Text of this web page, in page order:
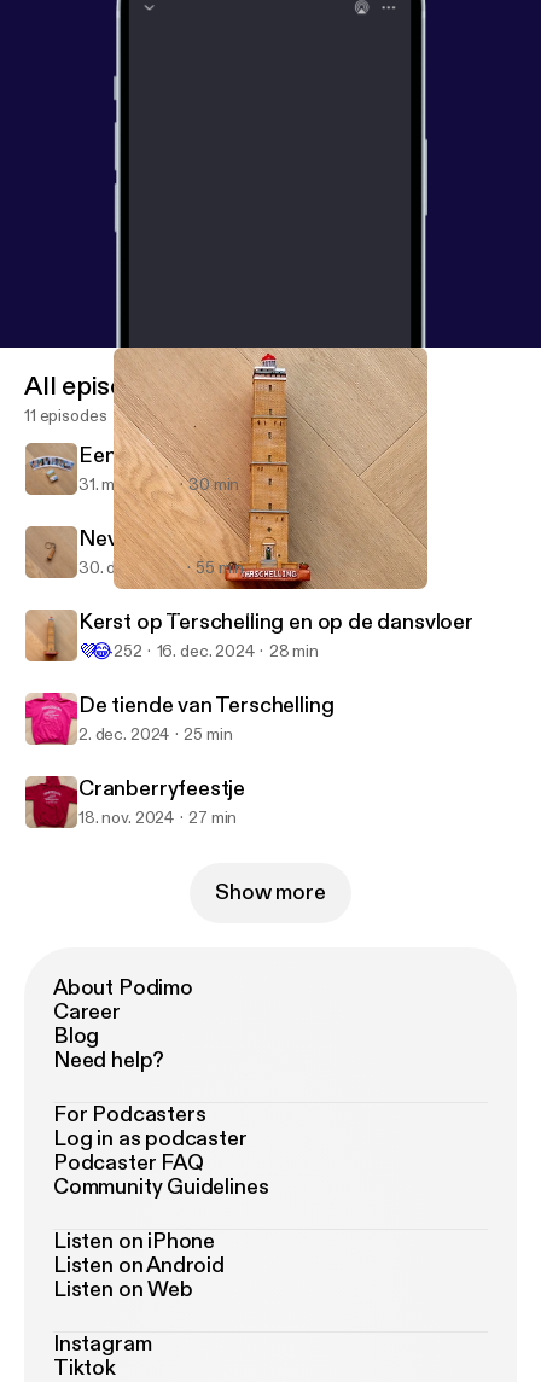
De Terschelling Podcast
All episodes
11 episodes
Een Terschellinger toegift
31. mar. 2025 30 min
Nevenactiviteiten
30. dec. 2024 55 min
Kerst op Terschelling en op de dansvloer
💜😂252 16. dec. 2024 28 min
De tiende van Terschelling
2. dec. 2024 25 min
Cranberryfeestje
18. nov. 2024 27 min
Show more
About Podimo
Career
Blog
Need help?
For Podcasters
Log in as podcaster
Podcaster FAQ
Community Guidelines
Listen on iPhone
Listen on Android
Listen on Web
Instagram
Tiktok